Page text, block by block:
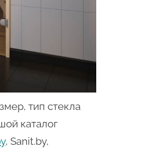
тип стекла
каталог
, Sanit.by,